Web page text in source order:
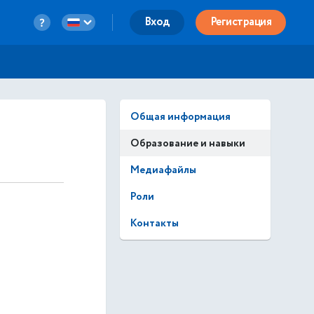
Вход Регистрация
Общая информация
Образование и навыки
Медиафайлы
Роли
Контакты